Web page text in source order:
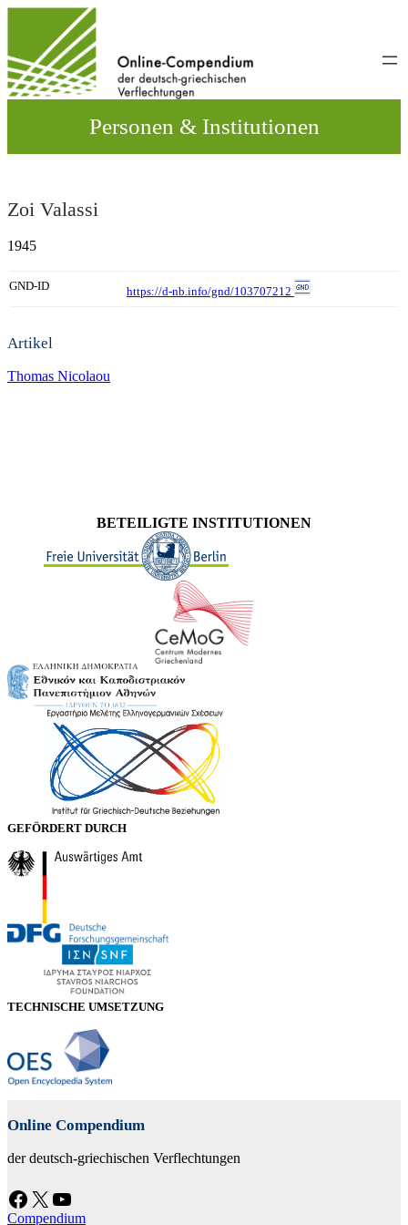
wechseln
Personen & Institutionen
Zoi Valassi
1945
GND-ID https://d-nb.info/gnd/103707212
Artikel
Thomas Nicolaou
BETEILIGTE INSTITUTIONEN
GEFÖRDERT DURCH
TECHNISCHE UMSETZUNG
Online Compendium
der deutsch-griechischen Verflechtungen
Facebook X YouTube
Compendium